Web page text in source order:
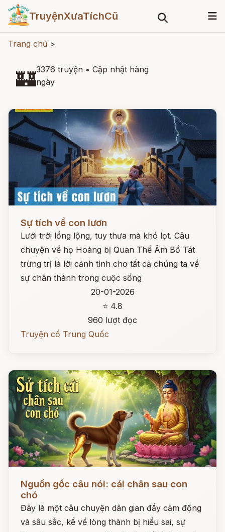
TruyệnXưaTíchCũ
Trang chủ >
🏰3376 truyện • Cập nhật hàng
ngày
Sự tích về con lươn
Lưới trời lồng lộng, tuy thưa mà khó lọt. Câu
chuyện về họ Hoàng bị Quan Thế Âm Bồ Tát
trừng trị là lời cảnh tỉnh cho tất cả chúng ta về
sự chân thành trong cuộc sống
20-01-2026
⭐ 4.8
960 lượt đọc
Truyện cổ Trung Quốc
Đọc ngay
Nguồn gốc câu nói: cái chân sau con
chó
Đây là một câu chuyện dân gian đầy cảm động
và sâu sắc, kể về lòng thành bị hiểu sai, sự